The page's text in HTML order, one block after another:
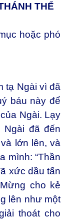
THỂ
hoặc phó
tạ Ngài vì đã
báu này để
Ngài. Lạy
Ngài đã đến
lớn lên, và
mình: “Thần
xức dầu tấn
cho kẻ
lên như một
thoát cho